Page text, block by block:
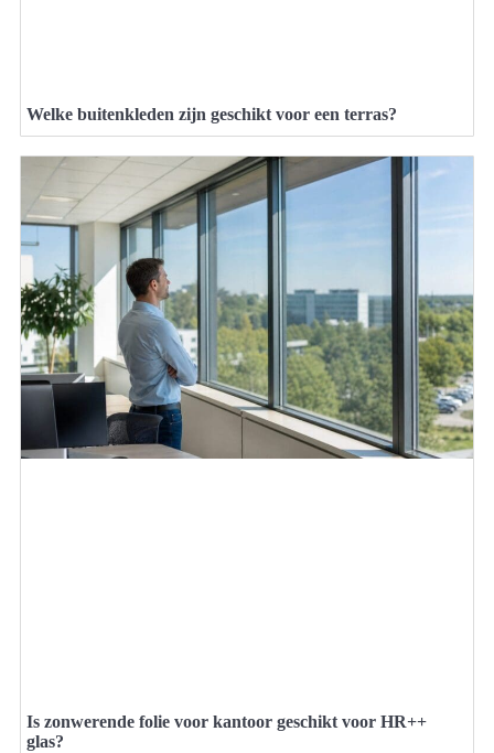
Welke buitenkleden zijn geschikt voor een terras?
Is zonwerende folie voor kantoor geschikt voor HR++
glas?